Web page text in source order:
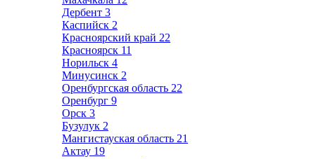
Дербент 3
Каспийск 2
Красноярский край 22
Красноярск 11
Норильск 4
Минусинск 2
Оренбургская область 22
Оренбург 9
Орск 3
Бузулук 2
Мангистауская область 21
Актау 19